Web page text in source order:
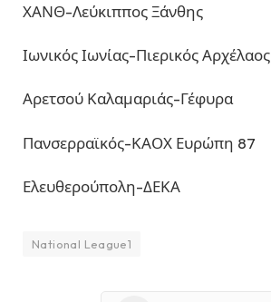
ΧΑΝΘ-Λεύκιππος Ξάνθης
Ιωνικός Ιωνίας-Πιερικός Αρχέλαος
Αρετσού Καλαμαριάς-Γέφυρα
Πανσερραϊκός-ΚΑΟΧ Ευρώπη 87
Ελευθερούπολη-ΔΕΚΑ
National League1